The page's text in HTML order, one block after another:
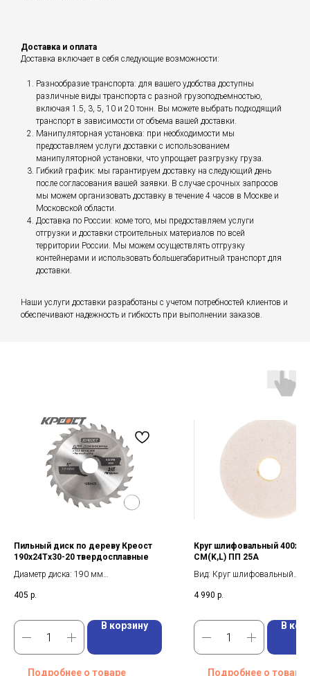
Доставка и оплата
Доставка включает в себя следующие возможности:
Разнообразие транспорта: для вашего удобства доступны
различные виды транспорта с разной грузоподъемностью,
включая 1.5, 3, 5, 10 и 20 тонн. Вы можете выбрать подходящий
транспорт в зависимости от объема вашей доставки.
Манипуляторная установка: при необходимости мы
предоставляем услуги доставки с использованием
манипуляторной установки, что упрощает разгрузку груза.
Гибкий график: мы гарантируем доставку на следующий день
после согласования вашей заявки. В случае срочных запросов
мы можем организовать доставку в течение 4 часов в Москве и
Московской области.
Доставка по России: коме того, мы предоставляем услуги
отгрузки и доставки строительных материалов по всей
территории России. Мы можем осуществлять отгрузку
контейнерами и использовать большегабаритный транспорт для
доставки.
Наши услуги доставки разработаны с учетом потребностей клиентов и
обеспечивают надежность и гибкость при выполнении заказов.
Пильный диск по дереву Креост
190х24Tх30-20 твердосплавные
Диаметр диска: 190 мм
Количество зубьев: 24 шт
405 р.
В корзину
Подробнее о товаре
Круг шлифовальный
СМ(K,L) ПП 25А
Вид: Круг шлифовальный
Марка: 25А
4 990 р.
В
Подробнее о товаре